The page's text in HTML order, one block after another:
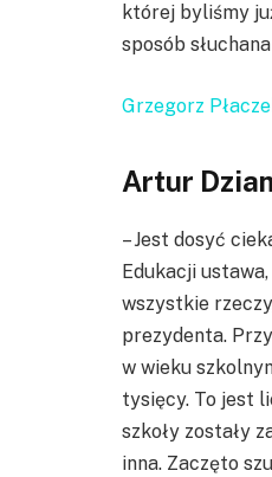
której byliśmy
sposób
Grzegorz
Artur
– Jest dosyć
Edukacji
wszystkie
prezydenta.
w wieku
tysięcy. To jest
szkoły zostały
inna. Zaczęto